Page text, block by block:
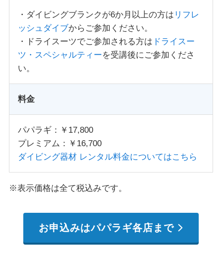
・ダイビングブランクが6か月以上の方は リフレ
ッシュダイブからご参加ください。
・ドライスーツでご参加される方は ドライスー
ツ・スペシャルティーを受講後にご参加くださ
い。
料金
パパラギ：￥17,800
プレミアム：￥16,700
ダイビング器材 レンタル料金についてはこちら
※表示価格は全て税込みです。
お申込みはパパラギ各店まで